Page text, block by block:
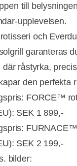
till
upplevelsen.
och
garanteras
råstyrka,
den perfekta
FORCE™
SEK 1 899,-
SEK 2 199,-
bilder: